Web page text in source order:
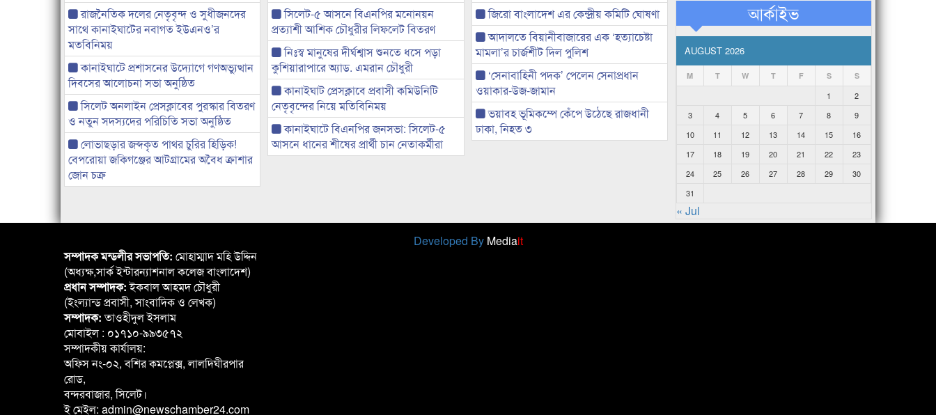
রাজনৈতিক দলের নেতৃবৃন্দ ও সুধীজনদের
সাথে কানাইঘাটের নবাগত ইউএনও’র
মতবিনিময়
কানাইঘাটে প্রশাসনের উদ্যোগে গণঅভ্যুত্থান
দিবসের আলোচনা সভা অনুষ্ঠিত
সিলেট অনলাইন প্রেসক্লাবের পুরস্কার বিতরণ
ও নতুন সদস্যদের পরিচিতি সভা অনুষ্ঠিত
লোভাছড়ার জব্দকৃত পাথর চুরির হিড়িক!
বেপরোয়া জকিগঞ্জের আটগ্রামের অবৈধ ক্রাশার
জোন চক্র
সিলেট-৫ আসনে বিএনপির মনোনয়ন
প্রত্যাশী আশিক চৌধুরীর লিফলেট বিতরণ
নিঃস্ব মানুষের দীর্ঘশ্বাস শুনতে ধসে পড়া
কুশিয়ারাপারে অ্যাড. এমরান চৌধুরী
কানাইঘাট প্রেসক্লাবে প্রবাসী কমিউনিটি
নেতৃবৃন্দের নিয়ে মতিবিনিময়
কানাইঘাটে বিএনপির জনসভা: সিলেট-৫
আসনে ধানের শীষের প্রার্থী চান নেতাকর্মীরা
জিরো বাংলাদেশ এর কেন্দ্রীয় কমিটি ঘোষণা
আদালতে বিয়ানীবাজারের এক ‘হত্যাচেষ্টা
মামলা’র চার্জশীট দিল পুলিশ
‘সেনাবাহিনী পদক’ পেলেন সেনাপ্রধান
ওয়াকার-উজ-জামান
ভয়াবহ ভূমিকম্পে কেঁপে উঠেছে রাজধানী
ঢাকা, নিহত ৩
আর্কাইভ
AUGUST 2026
M T W T F S S
1
2
3
4 5 6 7 8
9
10
11 12 13 14 15
16
17
18 19 20 21 22
23
24
25 26 27 28 29
30
31
« Jul
Developed By Mediait
সম্পাদক মন্ডলীর সভাপতি: মোহাম্মাদ মহি উদ্দিন
(অধ্যক্ষ,সার্ক ইন্টারন্যাশনাল কলেজ বাংলাদেশ)
প্রধান সম্পাদক:ইকবাল আহমদ চৌধুরী
(ইংল্যান্ড প্রবাসী, সাংবাদিক ও লেখক)
সম্পাদক:তাওহীদুল ইসলাম
মোবাইল : ০১৭১০-৯৯৩৫৭২
সম্পাদকীয় কার্যালয়:
অফিস নং-০২, বশির কমপ্লেক্স, লালদিঘীরপার
রোড,
বন্দরবাজার, সিলেট।
ই মেইল: admin@newschamber24.com